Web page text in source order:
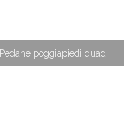
Pedane poggiapiedi quad